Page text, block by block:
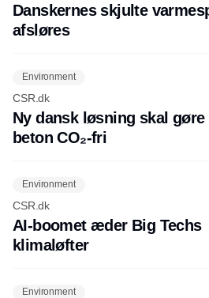
Danskernes skjulte
afsløres
Environment
CSR.dk
Ny dansk løsning skal
beton CO₂-fri
Environment
CSR.dk
AI-boomet æder Big Techs
klimaløfter
Environment